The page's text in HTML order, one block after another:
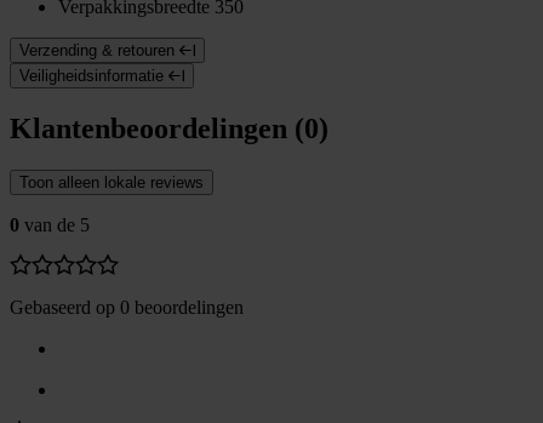
Verpakkingsbreedte 350
Verzending & retouren
Veiligheidsinformatie
Klantenbeoordelingen (0)
Toon alleen lokale reviews
0 van de 5
Gebaseerd op 0 beoordelingen